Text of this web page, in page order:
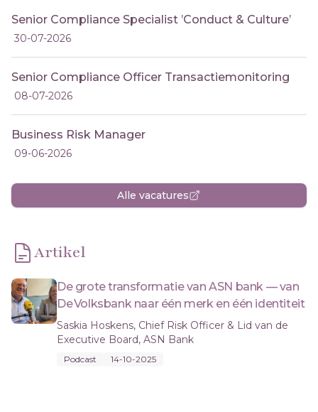
Senior Compliance Specialist ’Conduct & Culture’
30-07-2026
Senior Compliance Officer Transactiemonitoring
08-07-2026
Business Risk Manager
09-06-2026
Alle vacatures
Artikel
De grote transformatie van ASN bank — van
De Volksbank naar één merk en één identiteit
Saskia Hoskens, Chief Risk Officer & Lid van de
Executive Board, ASN Bank
Podcast 14-10-2025